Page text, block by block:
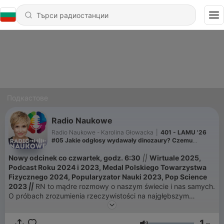
Radio Naukowe
Radio Naukowe - Karolina Głowacka
401 - LAMU '26
#05 Jakie odgłosy wydawały dinozaury? Czemu
Nowy odcinek co czwartek, godz. 6:30 || Wirtuale 2025,
Podcast Roku 2024 i 2023, Medal Polskiego Towarzystwa
Fizycznego 2024, Popularyzator Nauki 2023, Pop Science
2023 || RN to mądre rozmowy o naszym świecie i nas samych.
O próbach zrozumienia rzeczywistości na najgłębszym
poziomie. Rozmawiam z naukowcami i naukowczyniami, którzy